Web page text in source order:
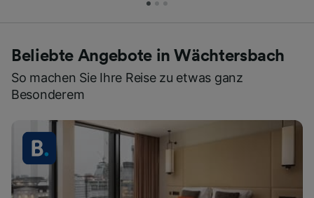
Beliebte Angebote in Wächtersbach
So machen Sie Ihre Reise zu etwas ganz
Besonderem